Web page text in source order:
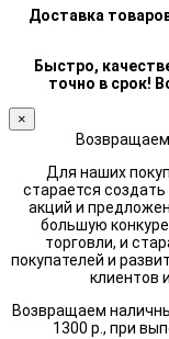
Доставка
Быстро,
точно в срок!
×
Для наших
старается
акций и
большую
торговли, и
покупателей и
клиентов
Возвращаем
1300 р., при